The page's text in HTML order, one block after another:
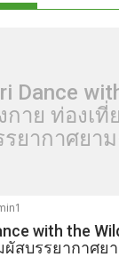
Dance
กาย ท่องเ
รยากาศยา
with the
ผัสบรรยากาศย